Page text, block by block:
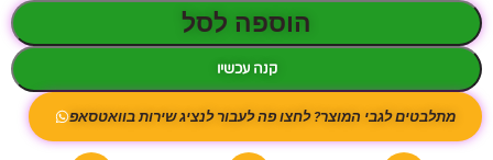
הוספה לסל
קנה עכשיו
מתלבטים לגבי המוצר? לחצו פה לעבור לנציג שירות בוואטסאפ